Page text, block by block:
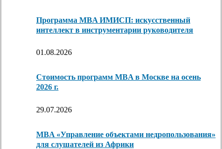
Программа MBA ИМИСП: искусственный
интеллект в инструментарии руководителя
01.08.2026
Стоимость программ MBA в Москве на осень
2026 г.
29.07.2026
MBA «Управление объектами недропользования»
для слушателей из Африки